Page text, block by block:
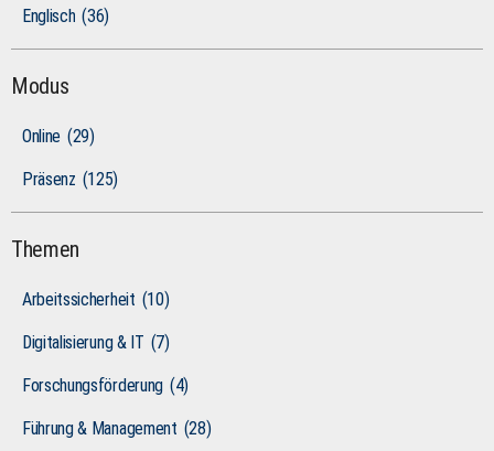
Englisch (36)
Modus
Online (29)
Präsenz (125)
Themen
Arbeitssicherheit (10)
Digitalisierung & IT (7)
Forschungsförderung (4)
Führung & Management (28)